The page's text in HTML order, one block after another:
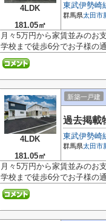
4LDK
181.05㎡
東武伊勢崎
群馬県太田市
月々5万円から家賃並みのお
学校まで徒歩6分でお子様の
4LDK
181.05㎡
新築一戸建
過去掲載
東武伊勢崎
群馬県太田市
月々5万円から家賃並みのお
学校まで徒歩6分でお子様の